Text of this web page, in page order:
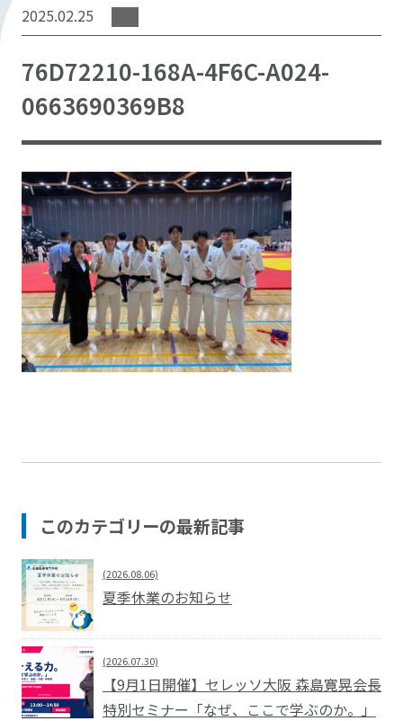
2025.02.25
76D72210-168A-4F6C-A024-
0663690369B8
このカテゴリーの最新記事
(2026.08.06)
夏季休業のお知らせ
(2026.07.30)
【9月1日開催】セレッソ大阪 森島寛晃会長
特別セミナー「なぜ、ここで学ぶのか。」